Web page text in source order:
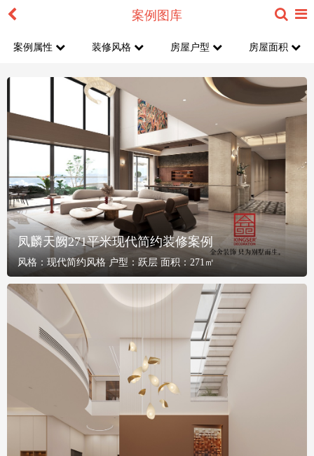
案例图库
案例属性 装修风格 房屋户型 房屋面积
凤麟天阙271平米现代简约装修案例
风格： 现代简约风格 户型： 跃层 面积： 271㎡